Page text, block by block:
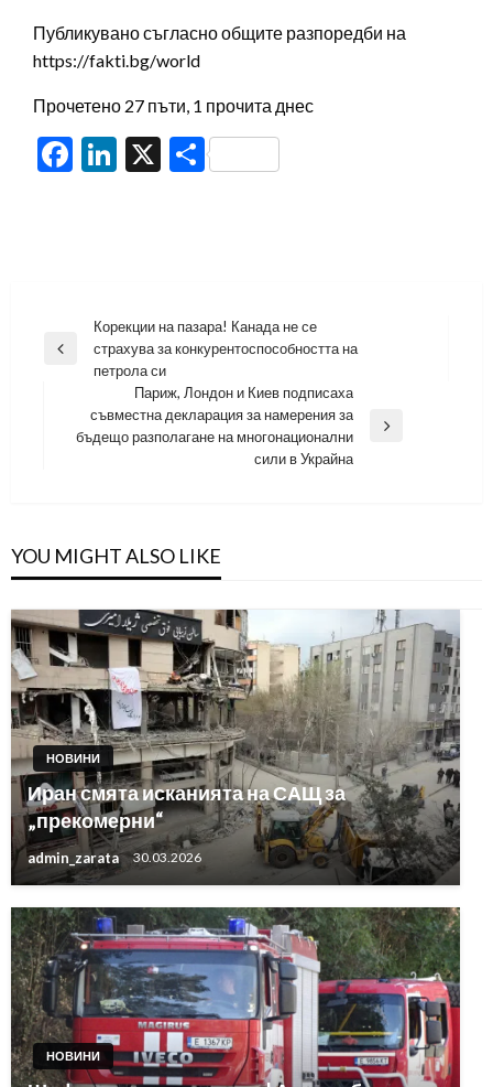
Публикувано съгласно общите разпоредби на
https://fakti.bg/world
Прочетено 27 пъти, 1 прочита днес
Facebook
LinkedIn
X Share
Навигация
Previous
Корекции на пазара! Канада не се
страхува за конкурентоспособността на
петрола си
Next
Париж, Лондон и Киев подписаха
съвместна декларация за намерения за
бъдещо разполагане на многонационални
сили в Украйна
YOU MIGHT ALSO LIKE
НОВИНИ
Иран смята исканията на САЩ за
„прекомерни“
admin_zarata 30.03.2026
НОВИНИ